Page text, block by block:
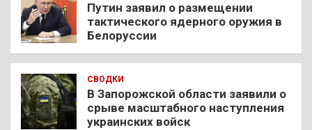
Путин заявил о размещении
тактического ядерного оружия в
Белоруссии
СВОДКИ
В Запорожской области заявили о
срыве масштабного наступления
украинских войск